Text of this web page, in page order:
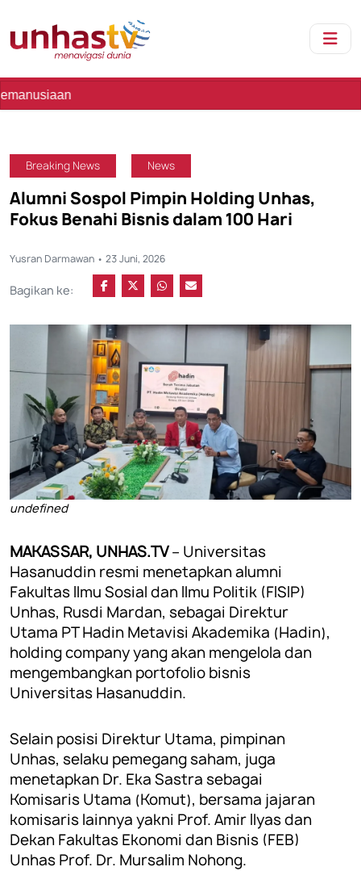
Breaking News News
Alumni Sospol Pimpin Holding Unhas,
Fokus Benahi Bisnis dalam 100 Hari
Yusran Darmawan • 23 Juni, 2026
Bagikan ke:
undefined
MAKASSAR, UNHAS.TV– Universitas
Hasanuddin resmi menetapkan alumni
Fakultas Ilmu Sosial dan Ilmu Politik (FISIP)
Unhas, Rusdi Mardan, sebagai Direktur
Utama PT Hadin Metavisi Akademika (Hadin),
holding company yang akan mengelola dan
mengembangkan portofolio bisnis
Universitas Hasanuddin.
Selain posisi Direktur Utama, pimpinan
Unhas, selaku pemegang saham, juga
menetapkan Dr. Eka Sastra sebagai
Komisaris Utama (Komut), bersama jajaran
komisaris lainnya yakni Prof. Amir Ilyas dan
Dekan Fakultas Ekonomi dan Bisnis (FEB)
Unhas Prof. Dr. Mursalim Nohong.